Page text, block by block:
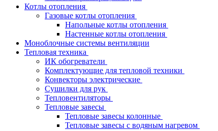
Котлы отопления
Газовые котлы отопления
Напольные котлы отопления
Настенные котлы отопления
Моноблочные системы вентиляции
Тепловая техника
ИК обогреватели
Комплектующие для тепловой техники
Конвекторы электрические
Сушилки для рук
Тепловентиляторы
Тепловые завесы
Тепловые завесы колонные
Тепловые завесы с водяным нагревом